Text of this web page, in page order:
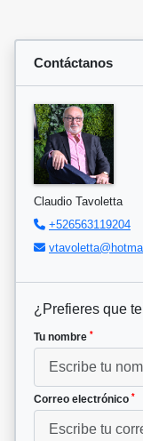
Contáctanos
Claudio Tavoletta
+526563119204
¿Prefieres que
Tu nombre *
Correo electrónico *